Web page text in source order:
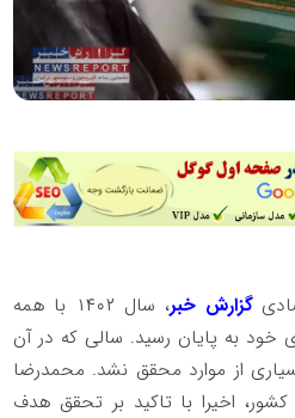
گزارش خبر
، سال ۱۴۰۲ با همه
به پایان رسید. سالی که در آن
از موارد محقق نشد. محمدرضا
اخیرا با تاکید بر تحقق هدف